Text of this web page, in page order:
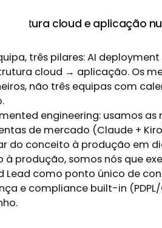
cloud e aplicação
três pilares: AI
cloud → aplicação. Os
não três equipas com
engineering: usamos as
de mercado (Claude +
do conceito à produção em
à produção, somos nós que
Lead como ponto único de
e compliance built-in (PDPL/